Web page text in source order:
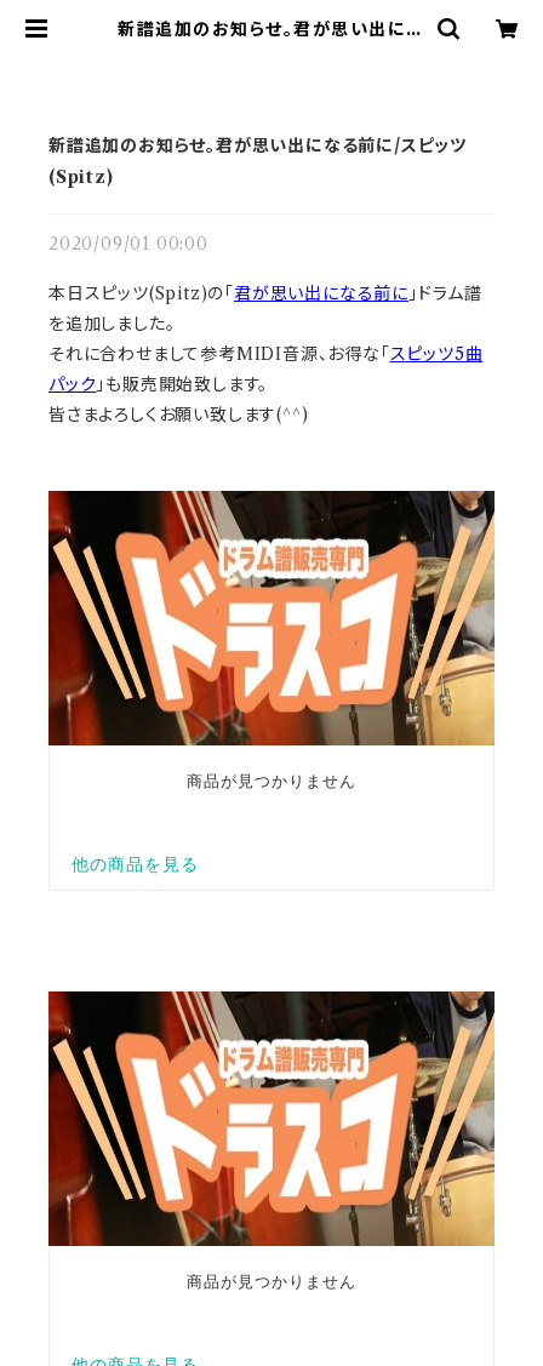
新譜追加のお知らせ。君が思い出にな
新譜追加のお知らせ。君が思い出になる前に/スピッツ
(Spitz)
2020/09/01 00:00
本日スピッツ(Spitz)の「君が思い出になる前に 」ドラム譜
を追加しました。
それに合わせまして参考MIDI音源、お得な「スピッツ5曲
パック 」も販売開始致します。
皆さまよろしくお願い致します(^^)